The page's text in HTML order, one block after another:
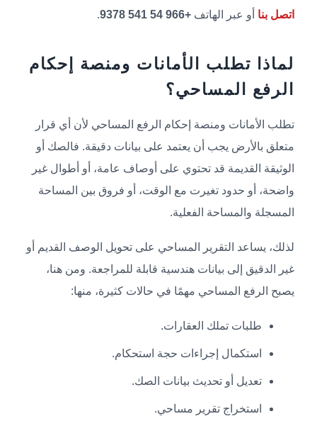
اتصل بنا أو عبر الهاتف +966 54 541 9378
.
لماذا تطلب الأمانات ومنصة إحكام
الرفع المساحي؟
تطلب الأمانات ومنصة إحكام الرفع المساحي لأن أي قرار
متعلق بالأرض يجب أن يعتمد على بيانات دقيقة. فالصك أو
الوثيقة القديمة قد تحتوي على أوصاف عامة، أو أطوال غير
واضحة، أو حدود تغيرت مع الوقت، أو فروق بين المساحة
المسجلة والمساحة الفعلية.
لذلك، يساعد التقرير المساحي على تحويل الوصف القديم أو
غير الدقيق إلى بيانات هندسية قابلة للمراجعة. ومن هنا،
يصبح الرفع المساحي مهمًا في حالات كثيرة، منها:
طلبات تملك العقارات.
استكمال إجراءات حجة استحكام.
تعديل أو تحديث بيانات الصك.
استخراج تقرير مساحي.